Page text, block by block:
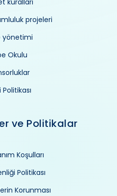
kuralları
projeleri
yönetimi
Okulu
Politikası
ve Politikalar
Koşulları
Politikası
Korunması